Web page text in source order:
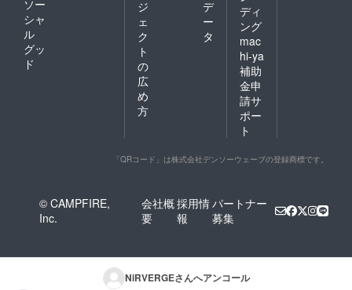
ソー
シャ
ル
グッ
ド
ジ
ェ
ク
ト
の
広
め
方
デ
ー
タ
ディ
ング
mac
hi-ya
補助
金申
請サ
ポー
ト
「QRコード」は株式会社デンソーウェーブの登録商標です。
© CAMPFIRE,
Inc.
会社概
要
採用情
報
パートナー
募集
NiRVERGEさんへアンコール